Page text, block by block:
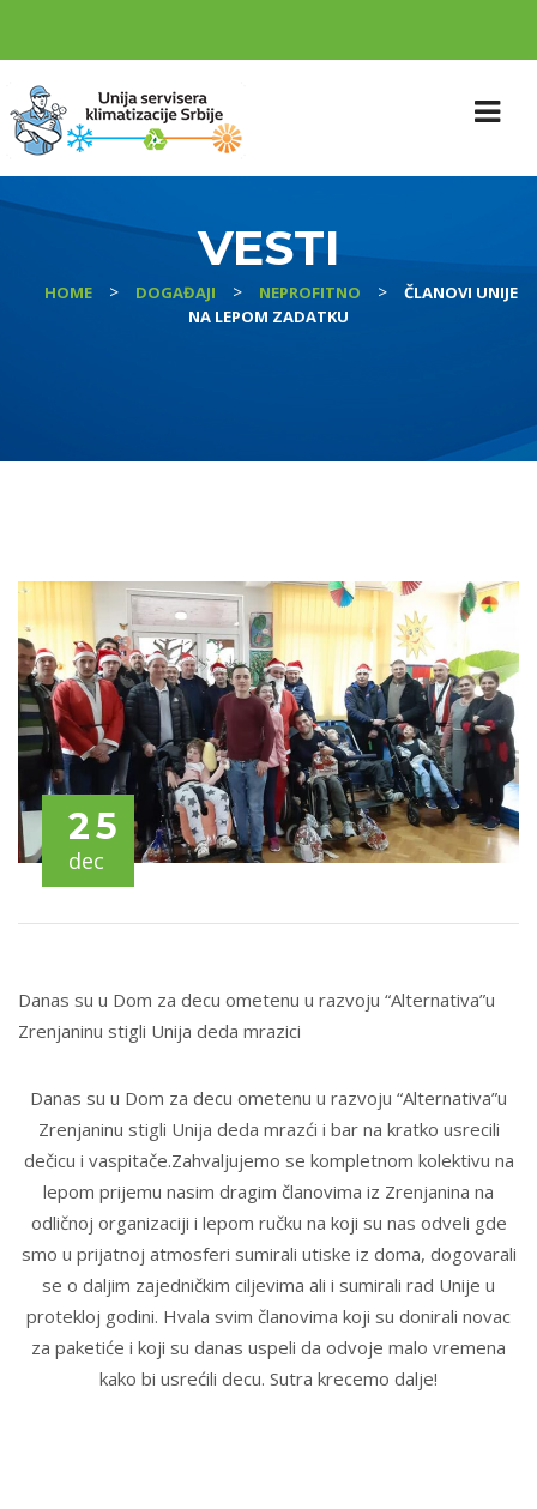
VESTI
HOME > DOGAĐAJI > NEPROFITNO >
ČLANOVI UNIJE
NA LEPOM ZADATKU
25
dec
Danas su u Dom za decu ometenu u razvoju “Alternativa”u
Zrenjaninu stigli Unija deda mrazici
Danas su u Dom za decu ometenu u razvoju “Alternativa”u
Zrenjaninu stigli Unija deda mrazći i bar na kratko usrecili
dečicu i vaspitače.Zahvaljujemo se kompletnom kolektivu na
lepom prijemu nasim dragim članovima iz Zrenjanina na
odličnoj organizaciji i lepom ručku na koji su nas odveli gde
smo u prijatnoj atmosferi sumirali utiske iz doma, dogovarali
se o daljim zajedničkim ciljevima ali i sumirali rad Unije u
protekloj godini. Hvala svim članovima koji su donirali novac
za paketiće i koji su danas uspeli da odvoje malo vremena
kako bi usrećili decu. Sutra krecemo dalje!